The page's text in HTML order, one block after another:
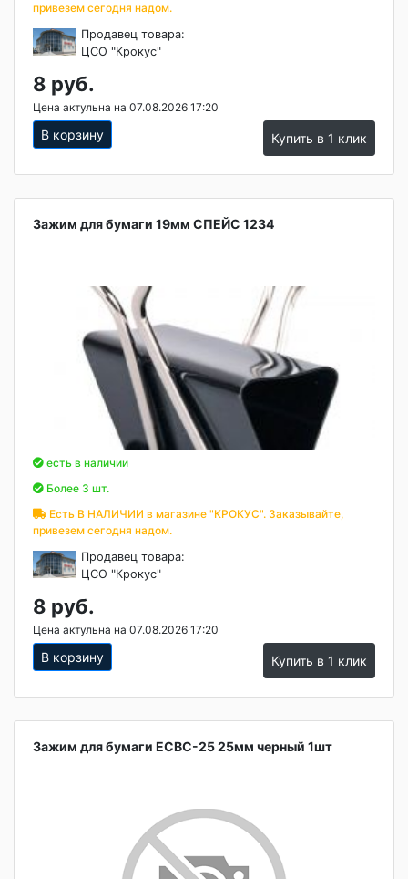
привезем сегодня надом.
Продавец товара:
ЦСО "Крокус"
8 руб.
Цена актульна на 07.08.2026 17:20
В корзину Купить в 1 клик
Зажим для бумаги 19мм СПЕЙС 1234
есть в наличии
Более 3 шт.
Есть В НАЛИЧИИ в магазине "КРОКУС". Заказывайте,
привезем сегодня надом.
Продавец товара:
ЦСО "Крокус"
8 руб.
Цена актульна на 07.08.2026 17:20
В корзину Купить в 1 клик
Зажим для бумаги ECBC-25 25мм черный 1шт